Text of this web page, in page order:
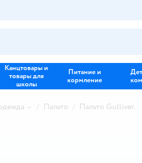
Канцтовары и
товары для
школы
Питание и
кормление
Пальто Пальто Gullivеr.